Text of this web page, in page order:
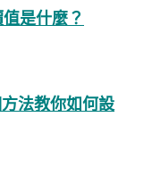
是什麼？
法教你如何設